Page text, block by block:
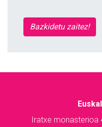
Bazkidetu zaitez!
Iratxe monasterioa